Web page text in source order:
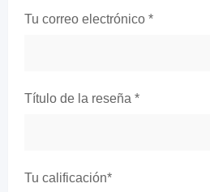
Tu correo electrónico *
Título de la reseña *
Tu calificación*